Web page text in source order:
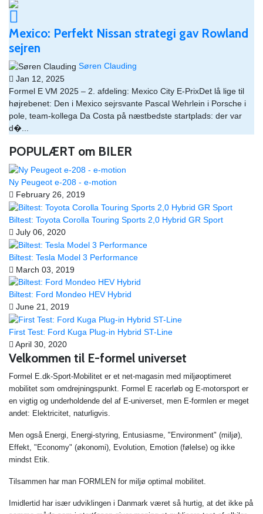
Mexico: Perfekt Nissan strategi gav Rowland
sejren
Søren Clauding
Jan 12, 2025
Formel E VM 2025 – 2. afdeling: Mexico City E-PrixDet lå lige til
højrebenet: Den i Mexico sejrsvante Pascal Wehrlein i Porsche i
pole, team-kollega Da Costa på næstbedste startplads: der var
d�...
POPULÆRT om BILER
Ny Peugeot e-208 - e-motion
February 26, 2019
Biltest: Toyota Corolla Touring Sports 2,0 Hybrid GR Sport
July 06, 2020
Biltest: Tesla Model 3 Performance
March 03, 2019
Biltest: Ford Mondeo HEV Hybrid
June 21, 2019
First Test: Ford Kuga Plug-in Hybrid ST-Line
April 30, 2020
Velkommen til E-formel universet
Formel E.dk-Sport-Mobilitet er et net-magasin med miljøoptimeret
mobilitet som omdrejningspunkt. Formel E racerløb og E-motorsport er
en vigtig og underholdende del af E-universet, men E-formlen er meget
andet: Elektricitet, naturligvis.
Men også Energi, Energi-styring, Entusiasme, "Environment" (miljø),
Effekt, "Economy" (økonomi), Evolution, Emotion (følelse) og ikke
mindst Etik.
Tilsammen har man FORMLEN for miljø optimal mobilitet.
Imidlertid har især udviklingen i Danmark været så hurtig, at det ikke på